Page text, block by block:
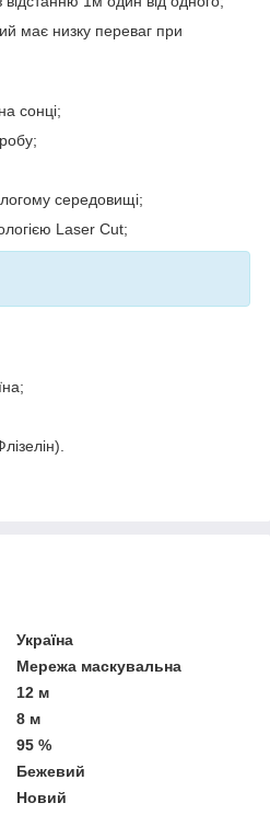
має низку переваг при
сонці;
середовищі;
Laser Cut;
Україна
Мережа маскувальна
12 м
8 м
95 %
Бежевий
Новий